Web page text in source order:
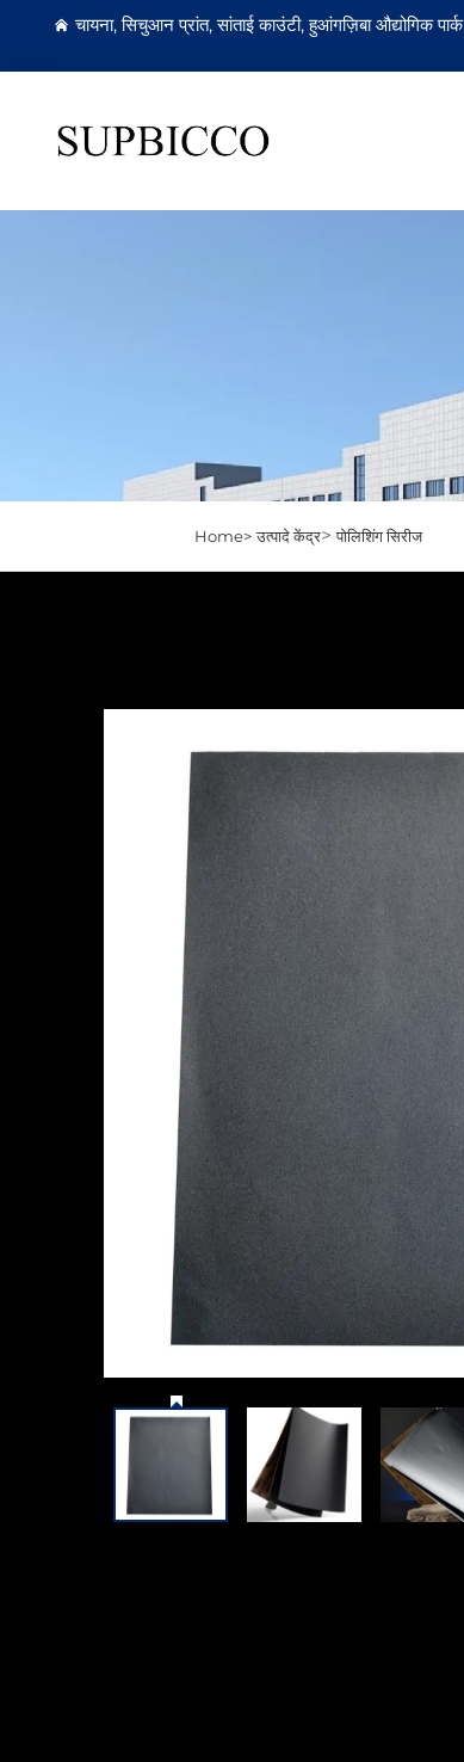
चायना, सिचुआन प्रांत, सांताई काउंटी, हुआंगज़िबा औद्योगिक पार्क
Home> उत्पादे केंद्र>पोलिशिंग सिरीज